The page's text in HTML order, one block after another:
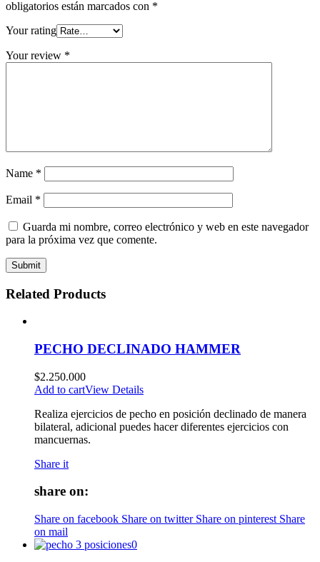
obligatorios están marcados con *
Your rating
Your review *
Name *
Email *
Guarda mi nombre, correo electrónico y web en este navegador
para la próxima vez que comente.
Related Products
PECHO DECLINADO HAMMER
$2.250.000
Add to cartView Details
Realiza ejercicios de pecho en posición declinado de manera
bilateral, adicional puedes hacer diferentes ejercicios con
mancuernas.
Share it
share on:
Share on facebook Share on twitter Share on pinterest Share
on mail